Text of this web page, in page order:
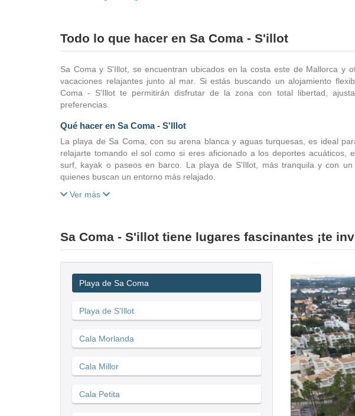
Todo lo que hacer en Sa Coma - S'illot
Sa Coma y S'Illot, se encuentran ubicados en la costa este de Mallorca y
vacaciones relajantes junto al mar. Si estás buscando un alojamiento
Coma - S'Illot te permitirán disfrutar de la zona con total libertad,
preferencias.
Qué hacer en Sa Coma - S'Illot
La playa de Sa Coma, con su arena blanca y aguas turquesas, es ideal
relajarte tomando el sol como si eres aficionado a los deportes acuáticos,
surf, kayak o paseos en barco. La playa de S'Illot, más tranquila y con
quienes buscan un entorno más relajado.
Ver más
Sa Coma - S'illot tiene lugares fascinantes ¡te
Playa de Sa Coma
Playa de S'Illot
Cala Morlanda
Cala Millor
Cala Petita